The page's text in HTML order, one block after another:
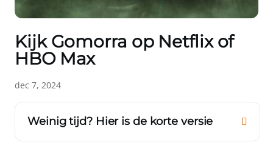
Kijk Gomorra op Netflix of
HBO Max
dec 7, 2024
Weinig tijd? Hier is de korte versie